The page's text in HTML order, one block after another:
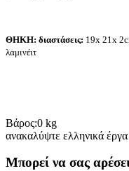
ΘΗΚΗ: διαστάσεις: 19x 21x
λαμινέιτ
Βάρος:0 kg
ανακαλύψτε ελληνικά έργα
Μπορεί να σας